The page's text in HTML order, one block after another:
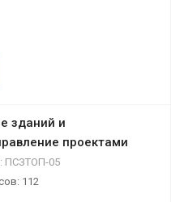
зданий и
проектами
ПСЗТОП-05
112